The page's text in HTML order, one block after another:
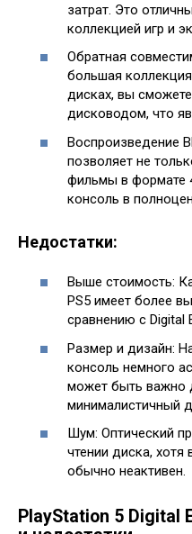
затрат. Это
коллекцией игр и
Обратная
большая
дисках, вы сможете
дисководом, что
Воспроизведение
позволяет не
фильмы в формате
консоль в
Недостатки:
Выше стоимость:
PS5 имеет более
сравнению с Digital
Размер и дизайн:
консоль немного
может быть важно
минималистичный
Шум: Оптический
чтении диска,
обычно неактивен.
PlayStation 5 Digital